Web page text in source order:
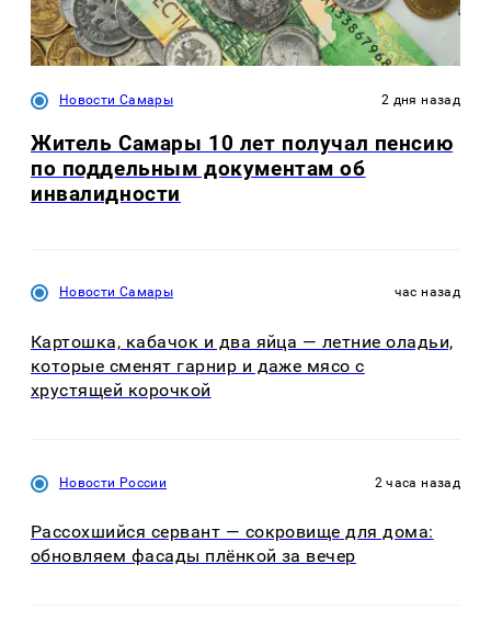
Новости Самары 2 дня назад
Житель Самары 10 лет получал пенсию
по поддельным документам об
инвалидности
Новости Самары час назад
Картошка, кабачок и два яйца — летние оладьи,
которые сменят гарнир и даже мясо с
хрустящей корочкой
Новости России 2 часа назад
Рассохшийся сервант — сокровище для дома:
обновляем фасады плёнкой за вечер